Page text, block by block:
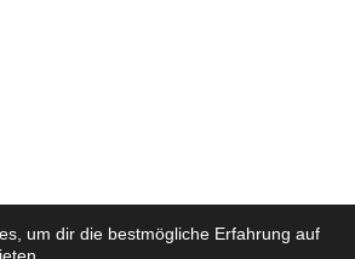
um dir die bestmögliche Erfahrung auf